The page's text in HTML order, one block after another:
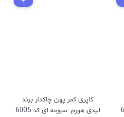
کاپری کمر پهن چاکدار برند
لیدی هورم -سورمه ای کد 6005